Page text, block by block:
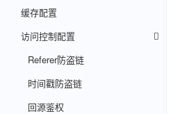
缓存配置
访问控制配置
Referer防盗链
时间戳防盗链
回源鉴权